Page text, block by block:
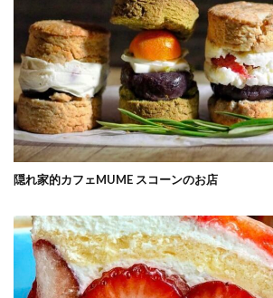
隠れ家的カフェMUME スコーンのお店